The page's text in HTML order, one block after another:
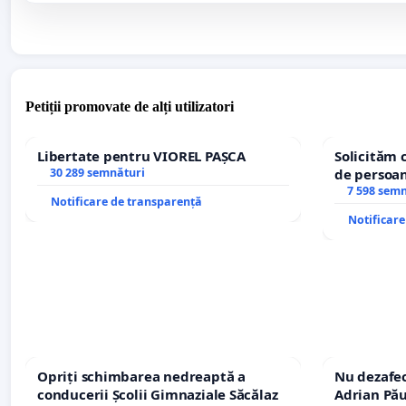
Petiții promovate de alți utilizatori
Libertate pentru VIOREL PAȘCA
30 289 semnături
Notificare de transparență
Solicităm
de
7 598
Opriți schimbarea nedreaptă a
conducerii Școlii Gimnaziale Săcălaz
Nu
Adrian